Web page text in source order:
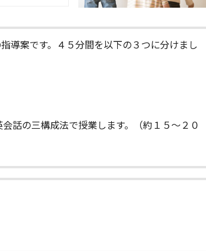
導案です。４５分間を以下の３つに分けまし
話の三構成法で授業します。（約１５～２０